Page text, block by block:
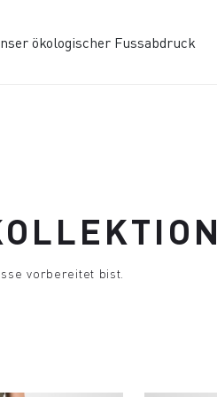
ökologischer Fussabdruck
vorbereitet bist.